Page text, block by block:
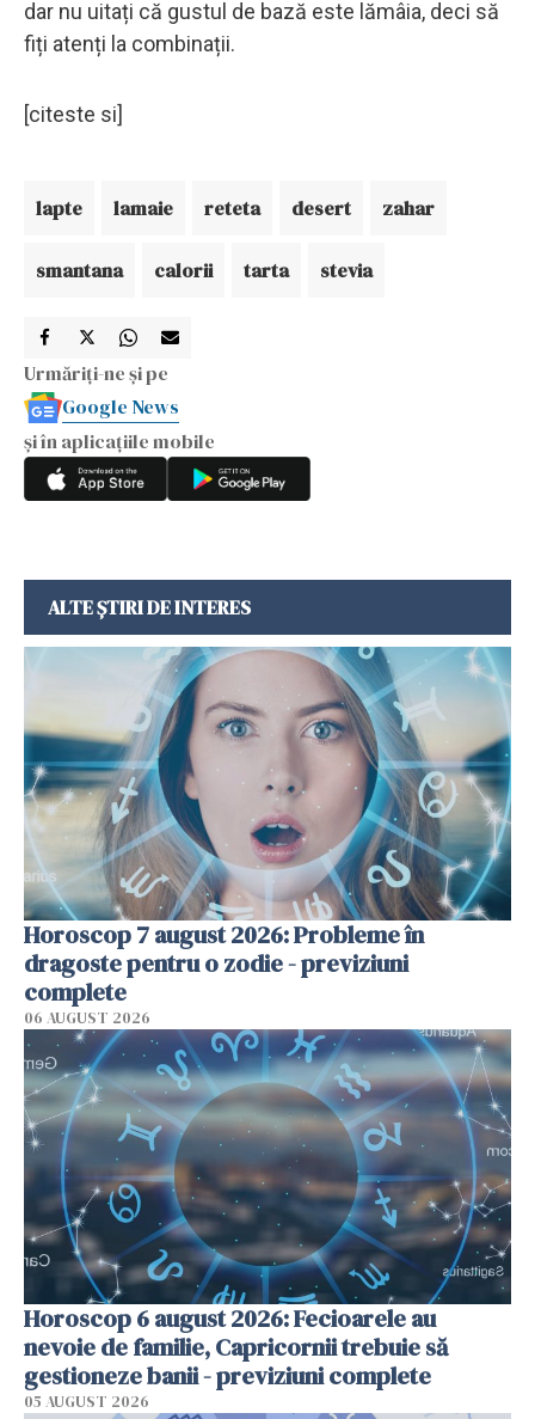
dar nu uitați că gustul de bază este lămâia, deci să
fiți atenți la combinații.
[citeste si]
lapte lamaie reteta desert zahar
smantana calorii tarta stevia
Urmăriți-ne și pe
Google News
și în aplicațiile mobile
ALTE ȘTIRI DE INTERES
Horoscop 7 august 2026: Probleme în
dragoste pentru o zodie - previziuni
complete
06 AUGUST 2026
Horoscop 6 august 2026: Fecioarele au
nevoie de familie, Capricornii trebuie să
gestioneze banii - previziuni complete
05 AUGUST 2026